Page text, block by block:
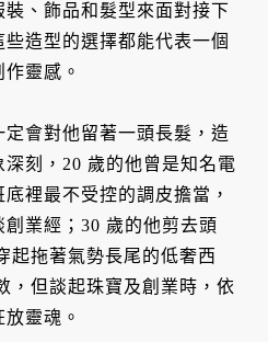
、飾品和髮型來面對接下
造型的選擇都能代表一個
靈感。
會對他留著一頭長髮，造
刻，20 歲的他曾是知名電
裡最不受控的調皮擔當，
業經；30 歲的他剪去頭
起拖著氣勢長尾的低奢西
，但談起珠寶及創業時，依
靈魂。